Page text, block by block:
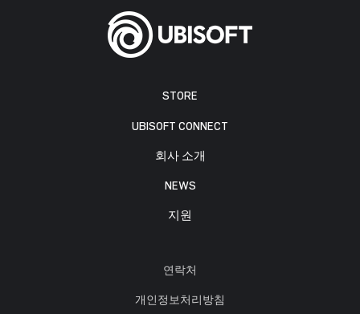
STORE
UBISOFT CONNECT
회사 소개
NEWS
지원
연락처
개인정보처리방침